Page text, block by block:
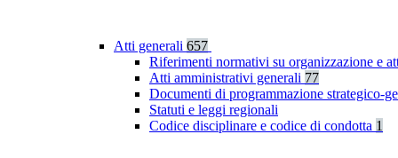
Atti generali 657
Riferimenti normativi su organizzazione e
Atti amministrativi generali 77
Documenti di programmazione strategico-
Statuti e leggi regionali
Codice disciplinare e codice di condotta 1